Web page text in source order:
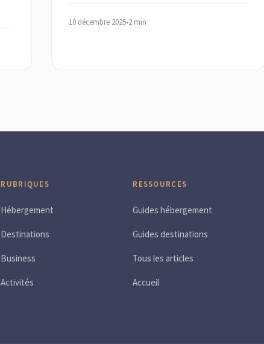
10 décembre 2025•2 min
RUBRIQUES
Hébergement
Destinations
Business
Activités
RESSOURCES
Guides hébergement
Guides destinations
Tous les articles
Accueil